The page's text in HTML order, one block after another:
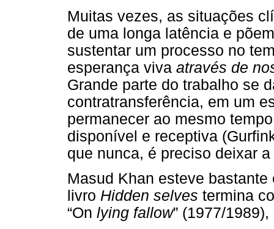
Muitas vezes, as situações
de uma longa latência e
sustentar um processo no
esperança viva através de
Grande parte do trabalho se
contratransferência, em um
permanecer ao mesmo
disponível e receptiva
que nunca, é preciso deixar
Masud Khan esteve
livro Hidden selves termina
“On lying fallow” (1977/